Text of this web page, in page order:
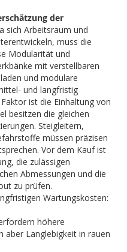
der
sich Arbeitsraum und
muss die
Modularität und
mit verstellbaren
und modulare
und langfristig
ist die Einhaltung von
besitzen die gleichen
Steigleitern,
müssen präzisen
Vor dem Kauf ist
die zulässigen
Abmessungen und die
zu prüfen.
Wartungskosten:
höhere
aber Langlebigkeit in rauen